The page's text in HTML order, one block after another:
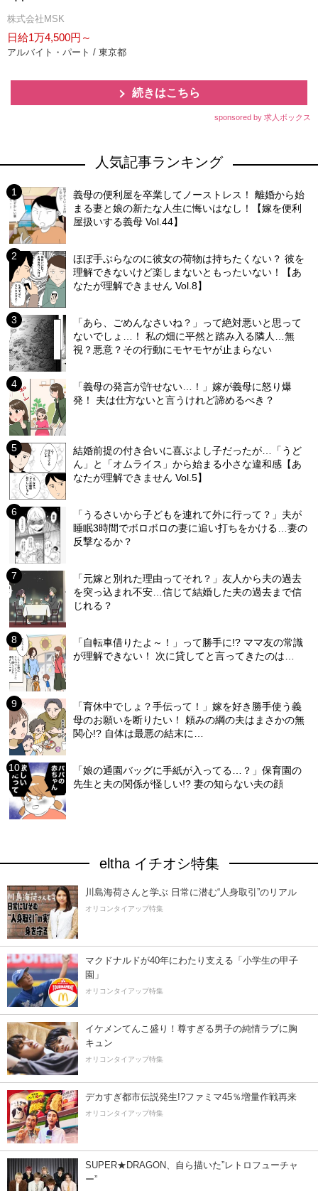
株式会社MSK
日給1万4,500円～
アルバイト・パート / 東京都
続きはこちら
sponsored by 求人ボックス
人気記事ランキング
義母の便利屋を卒業してノーストレス！ 離婚から始
まる妻と娘の新たな人生に悔いはなし！【嫁を便利
屋扱いする義母 Vol.44】
ほぼ手ぶらなのに彼女の荷物は持ちたくない？ 彼を
理解できないけど楽しまないともったいない！【あ
なたが理解できません Vol.8】
「あら、ごめんなさいね？」って絶対悪いと思って
ないでしょ…！ 私の畑に平然と踏み入る隣人…無
視？悪意？その行動にモヤモヤが止まらない
「義母の発言が許せない…！」嫁が義母に怒り爆
発！ 夫は仕方ないと言うけれど諦めるべき？
結婚前提の付き合いに喜ぶよし子だったが…「うど
ん」と「オムライス」から始まる小さな違和感【あ
なたが理解できません Vol.5】
「うるさいから子どもを連れて外に行って？」夫が
睡眠3時間でボロボロの妻に追い打ちをかける…妻の
反撃なるか？
「元嫁と別れた理由ってそれ？」友人から夫の過去
を突っ込まれ不安…信じて結婚した夫の過去まで信
じれる？
「自転車借りたよ～！」って勝手に!? ママ友の常識
が理解できない！ 次に貸してと言ってきたのは…
「育休中でしょ？手伝って！」嫁を好き勝手使う義
母のお願いを断りたい！ 頼みの綱の夫はまさかの無
関心!? 自体は最悪の結末に…
「娘の通園バッグに手紙が入ってる…？」保育園の
先生と夫の関係が怪しい!? 妻の知らない夫の顔
eltha イチオシ特集
川島海荷さんと学ぶ 日常に潜む“人身取引”のリアル
オリコンタイアップ特集
マクドナルドが40年にわたり支える「小学生の甲子
園」
オリコンタイアップ特集
イケメンてんこ盛り！尊すぎる男子の純情ラブに胸
キュン
オリコンタイアップ特集
デカすぎ都市伝説発生!?ファミマ45％増量作戦再来
オリコンタイアップ特集
SUPER★DRAGON、自ら描いた”レトロフューチャ
ー”